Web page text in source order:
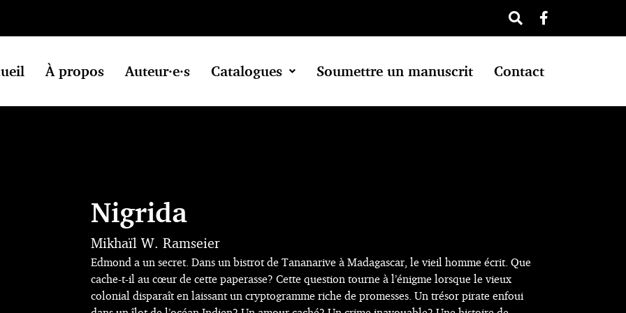
À propos Auteur·e·s Catalogues Soumettre un manuscrit Contact
Nigrida
Mikhaïl W. Ramseier
Edmond a un secret. Dans un bistrot de Tananarive à Madagascar, le vieil homme écrit. Que
cache-t-il au cœur de cette paperasse? Cette question tourne à l’énigme lorsque le vieux
colonial disparaît en laissant un cryptogramme riche de promesses. Un trésor pirate enfoui